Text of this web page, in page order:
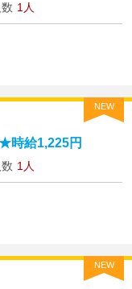
1人
NEW
時給1,225円
1人
NEW